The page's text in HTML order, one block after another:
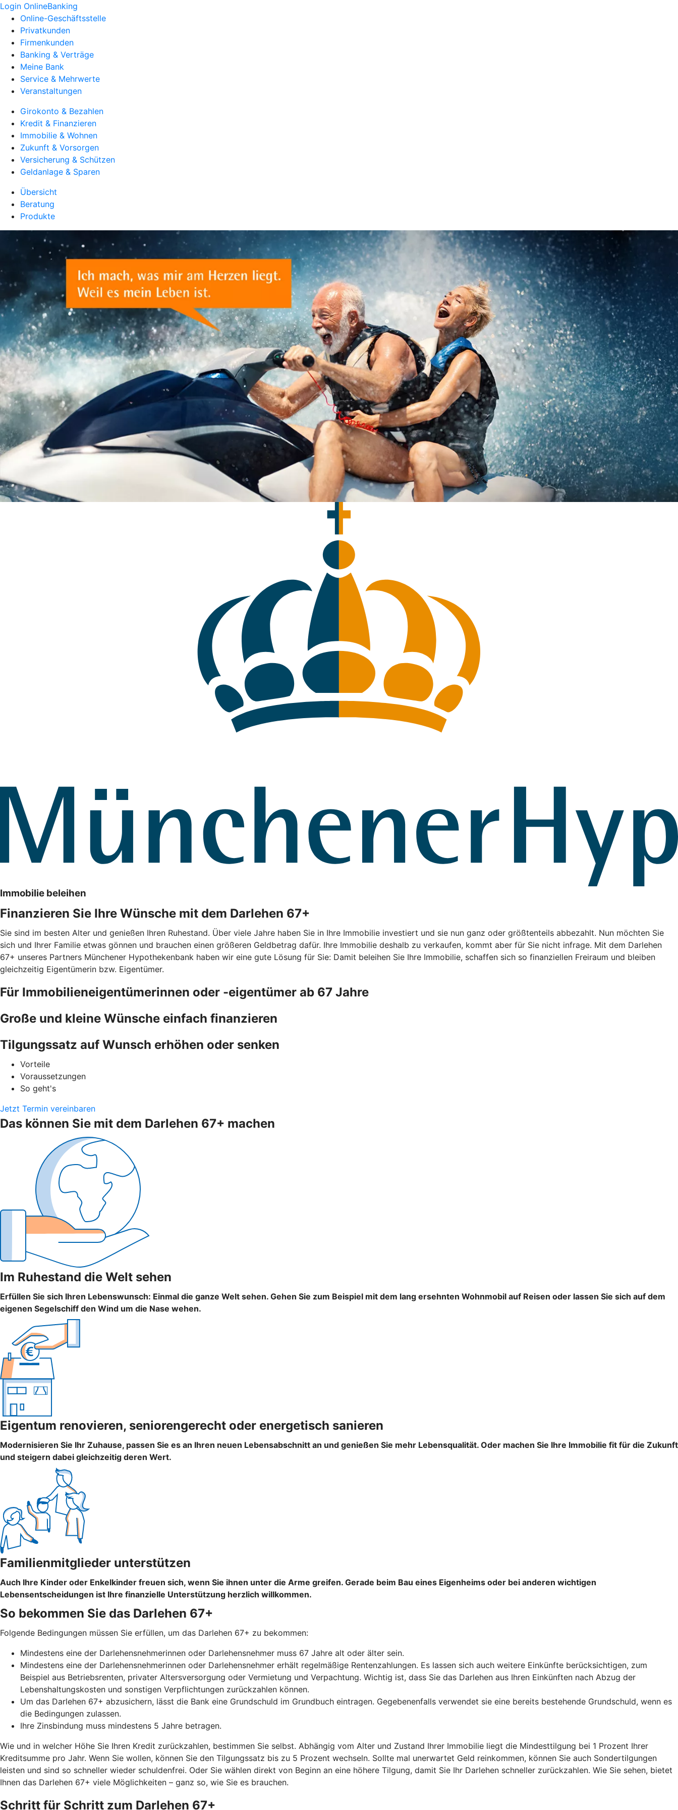
Login OnlineBanking
Online-Geschäftsstelle
Privatkunden
Firmenkunden
Banking & Verträge
Meine Bank
Service & Mehrwerte
Veranstaltungen
Girokonto & Bezahlen
Kredit & Finanzieren
Immobilie & Wohnen
Zukunft & Vorsorgen
Versicherung & Schützen
Geldanlage & Sparen
Übersicht
Beratung
Produkte
Immobilie beleihen
Finanzieren Sie Ihre Wünsche mit dem Darlehen 67+
Sie sind im besten Alter und genießen Ihren Ruhestand. Über viele Jahre haben Sie in Ihre Immobilie investiert und sie nun ganz oder größtenteils abbezahlt. Nun möchten Sie
sich und Ihrer Familie etwas gönnen und brauchen einen größeren Geldbetrag dafür. Ihre Immobilie deshalb zu verkaufen, kommt aber für Sie nicht infrage. Mit dem Darlehen
67+ unseres Partners Münchener Hypothekenbank haben wir eine gute Lösung für Sie: Damit beleihen Sie Ihre Immobilie, schaffen sich so finanziellen Freiraum und bleiben
gleichzeitig Eigentümerin bzw. Eigentümer.
Für Immobilieneigentümerinnen oder -eigentümer ab 67 Jahre
Große und kleine Wünsche einfach finanzieren
Tilgungssatz auf Wunsch erhöhen oder senken
Vorteile
Voraussetzungen
So geht's
Jetzt Termin vereinbaren
Das können Sie mit dem Darlehen 67+ machen
Im Ruhestand die Welt sehen
Erfüllen Sie sich Ihren Lebenswunsch: Einmal die ganze Welt sehen. Gehen Sie zum Beispiel mit dem lang ersehnten Wohnmobil auf Reisen oder lassen Sie sich auf dem
eigenen Segelschiff den Wind um die Nase wehen.
Eigentum renovieren, seniorengerecht oder energetisch sanieren
Modernisieren Sie Ihr Zuhause, passen Sie es an Ihren neuen Lebensabschnitt an und genießen Sie mehr Lebensqualität. Oder machen Sie Ihre Immobilie fit für die Zukunft
und steigern dabei gleichzeitig deren Wert.
Familienmitglieder unterstützen
Auch Ihre Kinder oder Enkelkinder freuen sich, wenn Sie ihnen unter die Arme greifen. Gerade beim Bau eines Eigenheims oder bei anderen wichtigen
Lebensentscheidungen ist Ihre finanzielle Unterstützung herzlich willkommen.
So bekommen Sie das Darlehen 67+
Folgende Bedingungen müssen Sie erfüllen, um das Darlehen 67+ zu bekommen:
Mindestens eine der Darlehensnehmerinnen oder Darlehensnehmer muss 67 Jahre alt oder älter sein.
Mindestens eine der Darlehensnehmerinnen oder Darlehensnehmer erhält regelmäßige Rentenzahlungen. Es lassen sich auch weitere Einkünfte berücksichtigen, zum
Beispiel aus Betriebsrenten, privater Altersversorgung oder Vermietung und Verpachtung. Wichtig ist, dass Sie das Darlehen aus Ihren Einkünften nach Abzug der
Lebenshaltungskosten und sonstigen Verpflichtungen zurückzahlen können.
Um das Darlehen 67+ abzusichern, lässt die Bank eine Grundschuld im Grundbuch eintragen. Gegebenenfalls verwendet sie eine bereits bestehende Grundschuld, wenn es
die Bedingungen zulassen.
Ihre Zinsbindung muss mindestens 5 Jahre betragen.
Wie und in welcher Höhe Sie Ihren Kredit zurückzahlen, bestimmen Sie selbst. Abhängig vom Alter und Zustand Ihrer Immobilie liegt die Mindesttilgung bei 1 Prozent Ihrer
Kreditsumme pro Jahr. Wenn Sie wollen, können Sie den Tilgungssatz bis zu 5 Prozent wechseln. Sollte mal unerwartet Geld reinkommen, können Sie auch Sondertilgungen
leisten und sind so schneller wieder schuldenfrei. Oder Sie wählen direkt von Beginn an eine höhere Tilgung, damit Sie Ihr Darlehen schneller zurückzahlen. Wie Sie sehen, bietet
Ihnen das Darlehen 67+ viele Möglichkeiten – ganz so, wie Sie es brauchen.
Schritt für Schritt zum Darlehen 67+